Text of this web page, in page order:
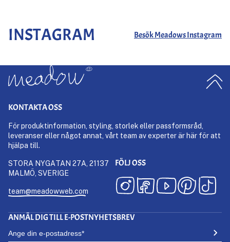
INSTAGRAM Besök Meadows Instagram
KONTAKTA OSS
För produktinformation, styling, storlek eller passformsråd,
leveranser eller något annat, vårt team av experter är här för att
hjälpa till.
STORA NYGATAN 27A, 21137
MALMÖ, SVERIGE
team@meadowweb.com
FÖLJ OSS
ANMÄL DIG TILL E-POSTNYHETSBREV